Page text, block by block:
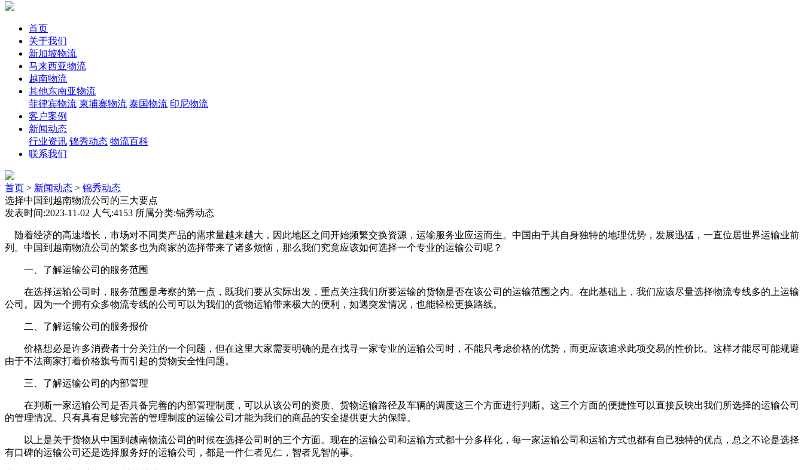
首页
关于我们
新加坡物流
马来西亚物流
越南物流
其他东南亚物流
菲律宾物流 柬埔寨物流 泰国物流 印尼物流
客户案例
新闻动态
行业资讯 锦秀动态 物流百科
联系我们
首页 > 新闻动态 > 锦秀动态
选择中国到越南物流公司的三大要点
发表时间:2023-11-02 人气:4153 所属分类:锦秀动态
随着经济的高速增长，市场对不同类产品的需求量越来越大，因此地区之间开始频繁交换资源，运输服务业应运而生。中国由于其自身独特的地理优势，发展迅猛，一直位居世界运输业前
列。中国到越南物流公司的繁多也为商家的选择带来了诸多烦恼，那么我们究竟应该如何选择一个专业的运输公司呢？
一、了解运输公司的服务范围
在选择运输公司时，服务范围是考察的第一点，既我们要从实际出发，重点关注我们所要运输的货物是否在该公司的运输范围之内。在此基础上，我们应该尽量选择物流专线多的上运输
公司。因为一个拥有众多物流专线的公司可以为我们的货物运输带来极大的便利，如遇突发情况，也能轻松更换路线。
二、了解运输公司的服务报价
价格想必是许多消费者十分关注的一个问题，但在这里大家需要明确的是在找寻一家专业的运输公司时，不能只考虑价格的优势，而更应该追求此项交易的性价比。这样才能尽可能规避
由于不法商家打着价格旗号而引起的货物安全性问题。
三、了解运输公司的内部管理
在判断一家运输公司是否具备完善的内部管理制度，可以从该公司的资质、货物运输路径及车辆的调度这三个方面进行判断。这三个方面的便捷性可以直接反映出我们所选择的运输公司
的管理情况。只有具有足够完善的管理制度的运输公司才能为我们的商品的安全提供更大的保障。
以上是关于货物从中国到越南物流公司的时候在选择公司时的三个方面。现在的运输公司和运输方式都十分多样化，每一家运输公司和运输方式也都有自己独特的优点，总之不论是选择
有口碑的运输公司还是选择服务好的运输公司，都是一件仁者见仁，智者见智的事。